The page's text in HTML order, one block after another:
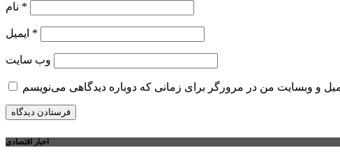
*
*
وب‌ سایت
اخبار اقتصادی